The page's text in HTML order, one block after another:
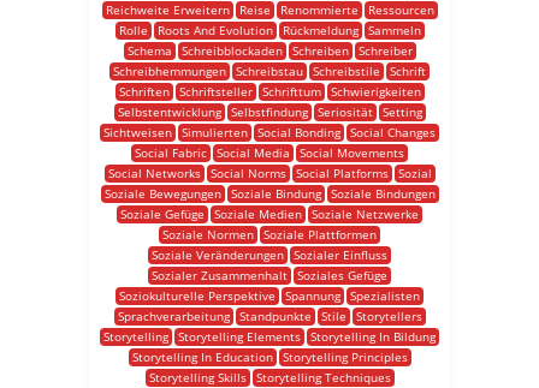
Reichweite Erweitern
Reise Renommierte
Ressourcen
Rolle
Roots And Evolution Rückmeldung
Sammeln
Schema
Schreibblockaden Schreiben
Schreiber
Schreibhemmungen Schreibstau Schreibstile
Schrift
Schriften
Schriftsteller Schrifttum
Schwierigkeiten
Selbstentwicklung
Selbstfindung Seriosität
Setting
Sichtweisen Simulierten Social Bonding Social Changes
Social Fabric Social Media
Social Movements
Social Networks
Social Norms Social Platforms
Sozial
Soziale Bewegungen
Soziale Bindung
Soziale Bindungen
Soziale Gefüge
Soziale Medien Soziale Netzwerke
Soziale Normen Soziale Plattformen
Soziale Veränderungen Sozialer Einfluss
Sozialer Zusammenhalt Soziales Gefüge
Soziokulturelle Perspektive
Spannung Spezialisten
Sprachverarbeitung
Standpunkte Stile
Storytellers
Storytelling Storytelling Elements Storytelling In Bildung
Storytelling In Education
Storytelling Principles
Storytelling Skills
Storytelling Techniques